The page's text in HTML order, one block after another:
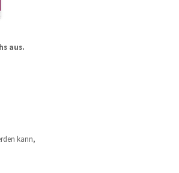
aus.
kann,